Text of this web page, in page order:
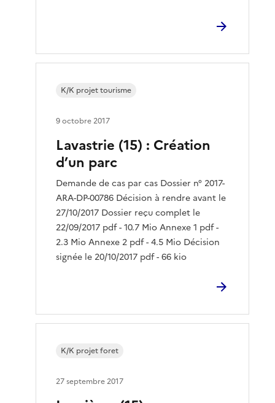
Lavastrie (15) : Création
d’un parc
Demande de cas par cas Dossier n° 2017-
ARA-DP-00786 Décision à rendre avant le
27/10/2017 Dossier reçu complet le
22/09/2017 pdf - 10.7 Mio Annexe 1 pdf -
2.3 Mio Annexe 2 pdf - 4.5 Mio Décision
signée le 20/10/2017 pdf - 66 kio
K/K projet tourisme
9 octobre 2017
K/K projet foret
27 septembre 2017